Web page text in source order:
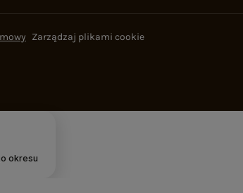
Zarządzaj plikami cookie
okresu